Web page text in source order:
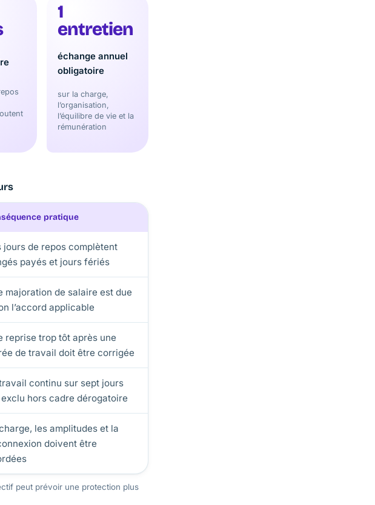
1
entretien
échange annuel
obligatoire
sur la charge,
l’organisation,
l’équilibre de vie et la
rémunération
pratique
jours de repos complètent
payés et jours fériés
majoration de salaire est due
l’accord applicable
reprise trop tôt après une
de travail doit être corrigée
continu sur sept jours
hors cadre dérogatoire
les amplitudes et la
doivent être
peut prévoir une protection plus